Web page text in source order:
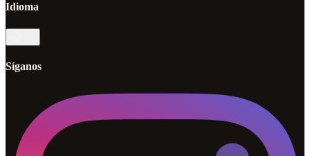
Idioma
Síganos